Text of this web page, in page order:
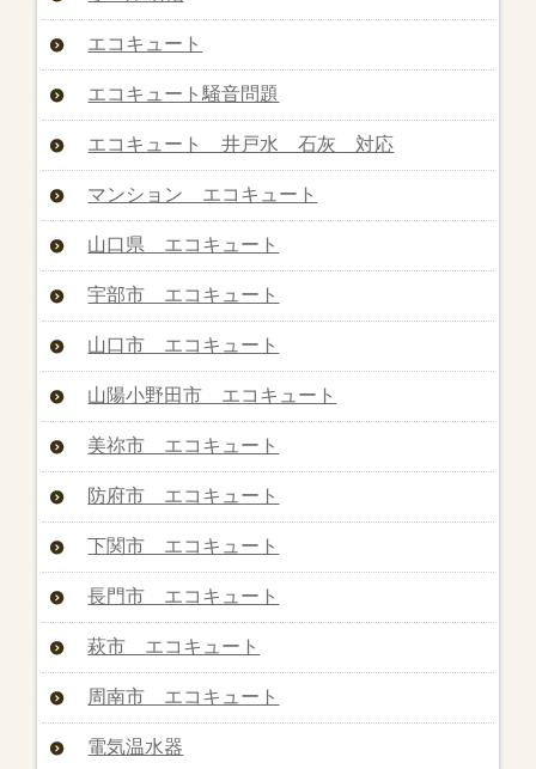
エコキュート
エコキュート騒音問題
エコキュート 井戸水 石灰 対応
マンション エコキュート
山口県 エコキュート
宇部市 エコキュート
山口市 エコキュート
山陽小野田市 エコキュート
美祢市 エコキュート
防府市 エコキュート
下関市 エコキュート
長門市 エコキュート
萩市 エコキュート
周南市 エコキュート
電気温水器